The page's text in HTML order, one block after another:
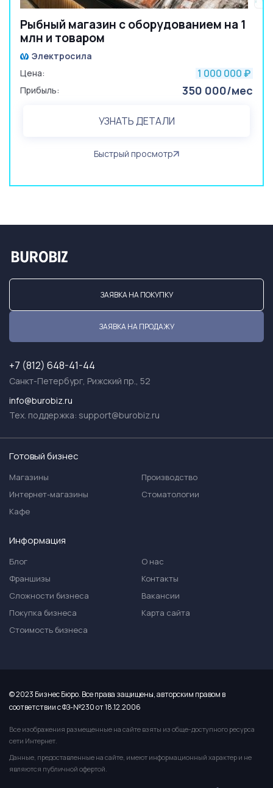
Рыбный магазин с оборудованием на 1
млн и товаром
Электросила
Цена:
1 000 000 ₽
Прибыль: 350 000/мес
УЗНАТЬ ДЕТАЛИ
Быстрый просмотр
ЗАЯВКА НА ПОКУПКУ
ЗАЯВКА НА ПРОДАЖУ
+7 (812) 648-41-44
Санкт-Петербург, Рижский пр., 52
info@burobiz.ru
Тех. поддержка: support@burobiz.ru
Готовый бизнес
Магазины
Интернет-магазины
Кафе
Производство
Стоматологии
Информация
Блог
Франшизы
Сложности бизнеса
Покупка бизнеса
Стоимость бизнеса
О нас
Контакты
Вакансии
Карта сайта
© 2023 Бизнес Бюро. Все права защищены, авторским правом в
соответствии с ФЗ-№230 от 18.12.2006
Все изображения размещенные на сайте взяты из обще-доступного ресурса
сети Интернет.
Данные, предоставленные на сайте, имеют информационный характер и не
являются публичной офертой.